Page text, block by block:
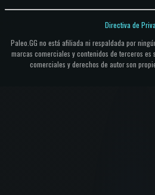
Paleo.GG no está afiliada ni respaldada por
marcas comerciales y contenidos de terceros
comerciales y derechos de autor son
Directiva de